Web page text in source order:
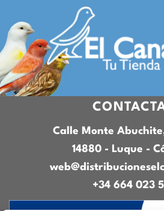
Calle Monte
14880 - Luque -
+34 664 023